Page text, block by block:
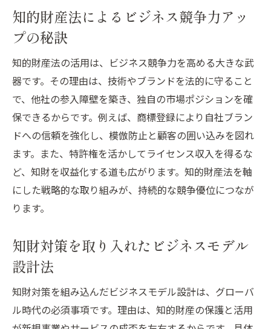
知的財産法によるビジネス競争力アッ
プの秘訣
知的財産法の活用は、ビジネス競争力を高める大きな武
器です。その理由は、技術やブランドを法的に守ること
で、他社の参入障壁を築き、独自の市場ポジションを確
保できるからです。例えば、商標登録により自社ブラン
ドへの信頼を強化し、模倣防止と顧客の囲い込みを図れ
ます。また、特許権を活かしてライセンス収入を得るな
ど、知財を収益化する道も広がります。知的財産法を軸
にした戦略的な取り組みが、持続的な競争優位につなが
ります。
知財対策を取り入れたビジネスモデル
設計法
知財対策を組み込んだビジネスモデル設計は、グローバ
ル時代の必須事項です。理由は、知的財産の保護と活用